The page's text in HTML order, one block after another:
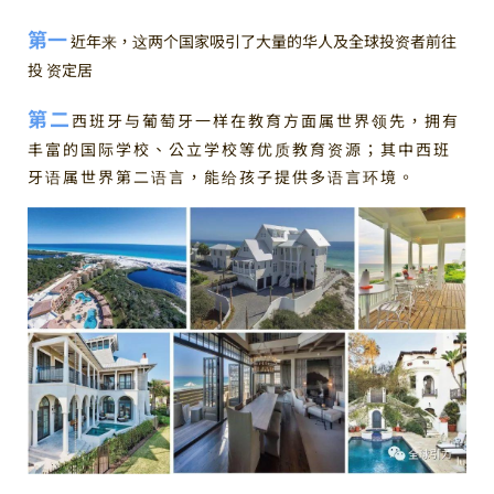
第一近年来，这两个国家吸引了大量的华人及全球投资者前往
投 资定居
第二西班牙与葡萄牙一样在教育方面属世界领先，拥有
丰富的国际学校、公立学校等优质教育资源；其中西班
牙语属世界第二语言，能给孩子提供多语言环境。